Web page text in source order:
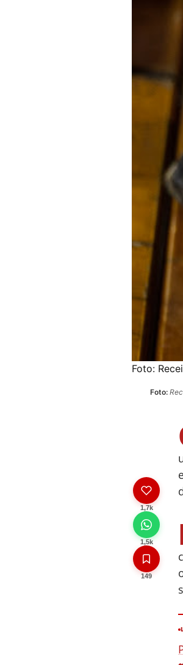
Foto:
Foto:
1,7k
1,5k
149